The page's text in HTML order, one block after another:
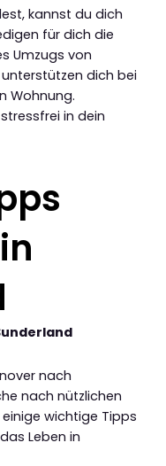
kannst du dich
für dich die
Umzugs von
dich bei
Wohnung.
in dein
nach
nach nützlichen
wichtige Tipps
Leben in